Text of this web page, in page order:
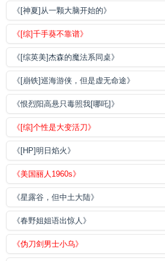
《[神夏]从一颗大脑开始的》
《[综]千手葵不靠谱》
《[综英美]杰森的魔法系同桌》
《[崩铁]巡海游侠，但是虚无命途》
《恨烈阳高悬只毒照我[哪吒]》
《[综]个性是大变活刀》
《[HP]明日焰火》
《美国丽人1960s》
《星露谷，但中土大陆》
《春野姐姐语出惊人》
《伪刀剑男士小乌》